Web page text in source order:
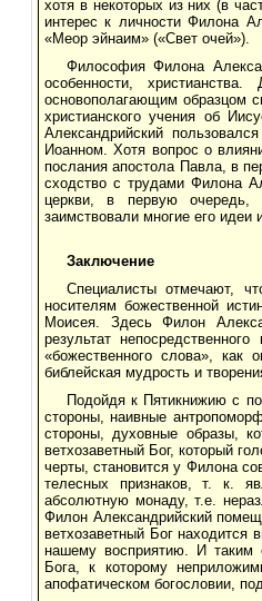
хотя в некоторых из них (в
интерес к личности Филона
«Меор эйнаим» («Свет очей»).
Философия Филона
особенности,
основополагающим образцом
христианского учения об
Александрийский
Иоанном. Хотя вопрос о
послания апостола Павла, в
сходство с трудами Филона
церкви, в первую очередь,
заимствовали многие его идеи
Заключение
Специалисты отмечают,
носителям божественной
Моисея. Здесь Филон
результат
«божественного слова»,
библейская мудрость и
Подойдя к Пятикнижию с
стороны, наивные
стороны, духовные образы,
ветхозаветный Бог, который
черты, становится у Филона
телесных признаков, т. к.
абсолютную монаду, т.е.
Филон Александрийский
ветхозаветный Бог
нашему восприятию. И таким
Бога, к которому
апофатическом богословии,